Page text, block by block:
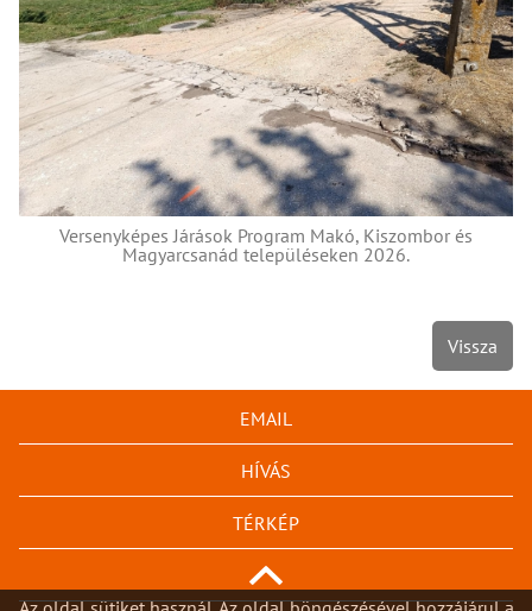
Versenyképes Járások Program Makó, Kiszombor és
Magyarcsanád településeken 2026.
Vissza
EMAIL
HÍVÁS
TÉRKÉP